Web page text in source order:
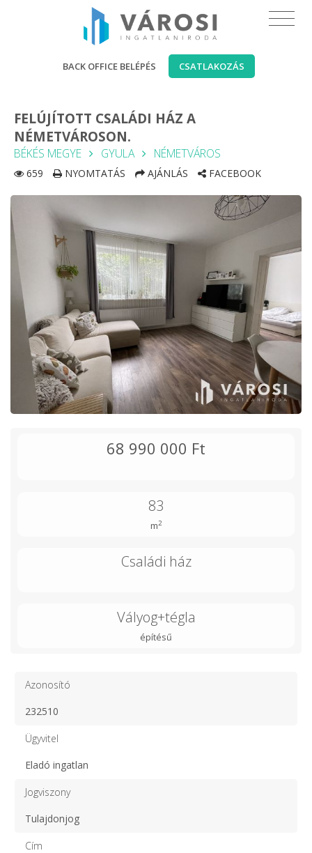
BACK OFFICE BELÉPÉS CSATLAKOZÁS
FELÚJÍTOTT CSALÁDI HÁZ A
NÉMETVÁROSON.
BÉKÉS MEGYE GYULA NÉMETVÁROS
659 NYOMTATÁS AJÁNLÁS FACEBOOK
68 990 000 Ft
83
m2
Családi ház
Vályog+tégla
építésű
Azonosító
232510
Ügyvitel
Eladó ingatlan
Jogviszony
Tulajdonjog
Cím